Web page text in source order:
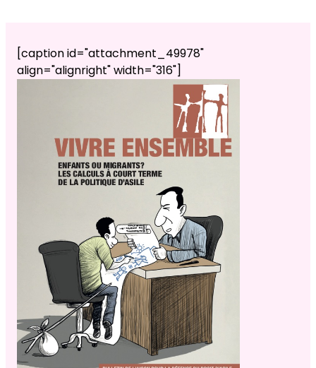
[caption id="attachment_49978"
align="alignright" width="316"]